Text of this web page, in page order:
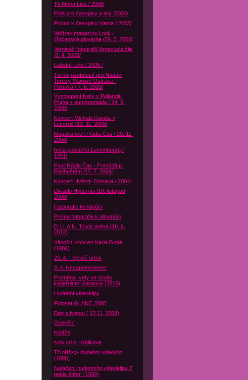
Tk Mona Lisa / 2008/
Fota pro časopisy a tisk /2003/
Promo k časopisu Vlasta / 2003/
Večírek magazínu Look -
Občanská plovárna /29. 5. 2008/
Vernisáž fotografií Venezuela žije
/3. 4. 2008/
Labské Léto / 2005 /
Turnaj osobností pro Nadaci
Terezy Maxové Ostrava -
Polanka / 7. 6. 2003/
Vystoupení Ivety v Pallandiu
Praha + autogramiáda / 24. 9.
2008/
Koncert Michala Davida v
Lucerně /13. 11. 2008/
Magakoncert Rádia Čas / 20. 11.
2004/
Iveta posluchá Luxembourg /
1991/
Pouť Rádia Čas - Frenštát p.
Radhoštěm /17. 7. 2004/
Koncert Hvězd- Ostrava / 2004/
Divadlo Hybernia /18. listopad
2008/
Fotografie ke klipům
Promo fotografie k albumům
D.I.L.A.N. Truck aréna (16. 6.
2012)
Vánoční koncert Karla Gotta
(1986)
29. 4. - výročí úmrtí
8. 4. Nezapomeneme!
Proměna Ivety ve studiu
kadeřnictví Advance (2010)
Hudební videoklipy
Fotoset GLANC 2008
Den s Ivetou ( 13.11. 2008)
Ocenění
Koláže
sms od p. Králikové
Tři oříšky- hudební videoklip
(1998)
Natáčení hudebního videoklipu Z
pekla štěstí (1999)